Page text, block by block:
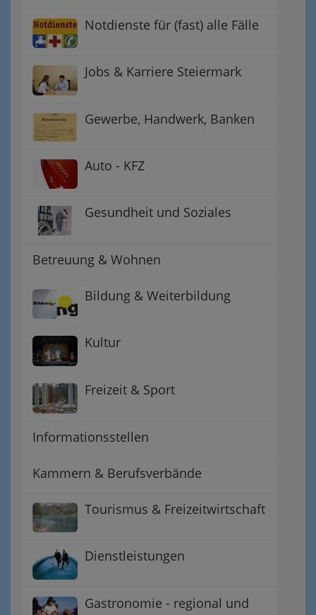
Notdienste für (fast) alle Fälle
Jobs & Karriere Steiermark
Gewerbe, Handwerk, Banken
Auto - KFZ
Gesundheit und Soziales
Betreuung & Wohnen
Bildung & Weiterbildung
Kultur
Freizeit & Sport
Informationsstellen
Kammern & Berufsverbände
Tourismus & Freizeitwirtschaft
Dienstleistungen
Gastronomie - regional und